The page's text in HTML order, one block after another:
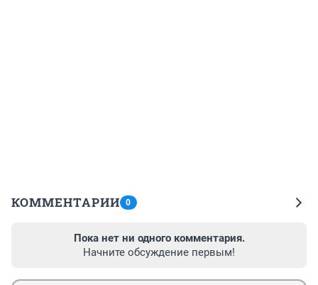
КОММЕНТАРИИ 0
Пока нет ни одного комментария.
Начните обсуждение первым!